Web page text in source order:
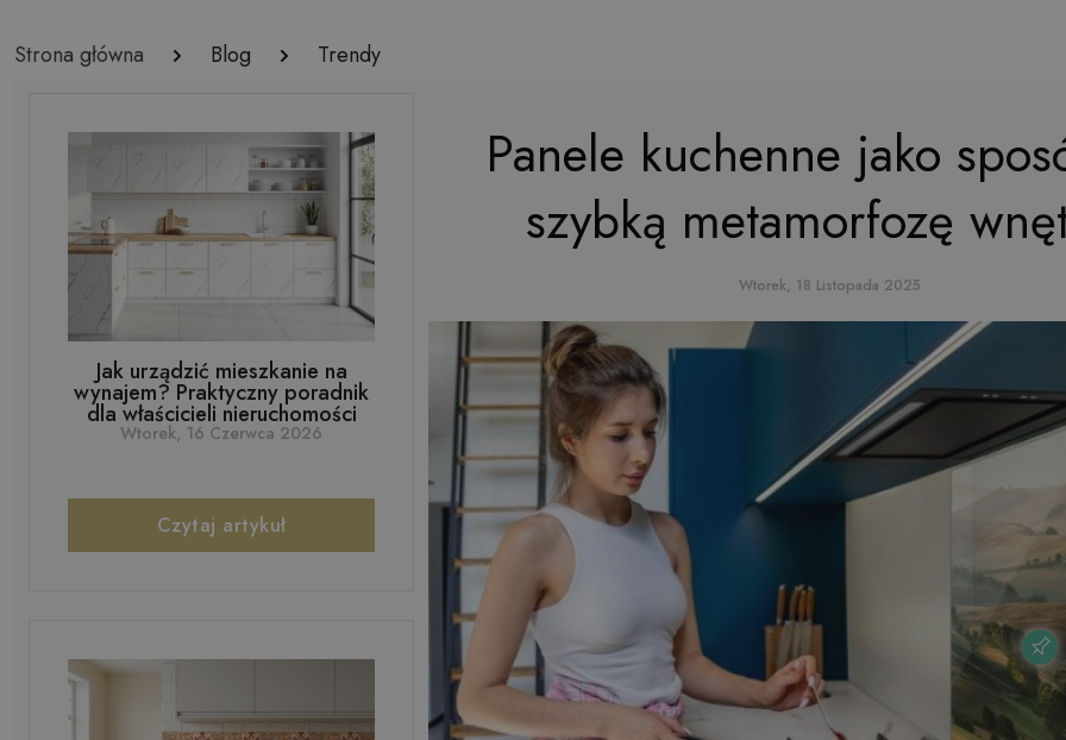
Strona główna Blog Trendy
Jak urządzić mieszkanie na
wynajem? Praktyczny poradnik
dla właścicieli nieruchomości
Wtorek, 16 Czerwca 2026
Czytaj artykuł
Panele kuchenne jako
szybką metamorfozę
Wtorek, 18 Listopada 2025